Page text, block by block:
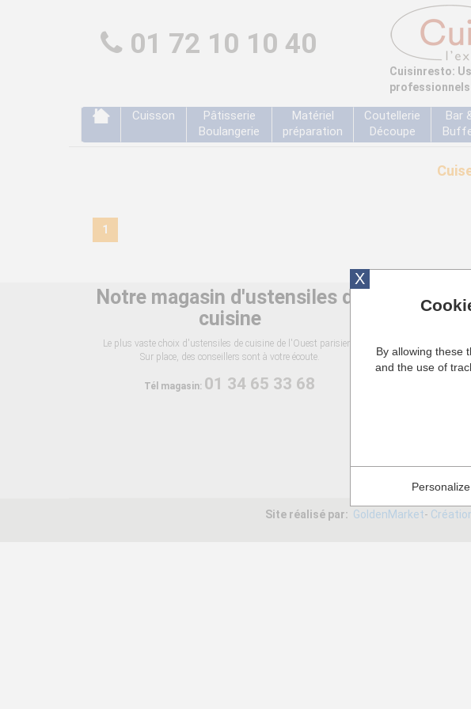
01 72 10 10 40
Cuisinresto:
professionnels
Cuisson
Pâtisserie
Boulangerie
Matériel
préparation
Coutellerie
Découpe
Bar
1
Notre magasin d'ustensiles de
cuisine
Le plus vaste choix d'ustensiles de cuisine de l'Ouest parisien !
Sur place, des conseillers sont à votre écoute.
Tél magasin: 01 34 65 33 68
7
Site réalisé par: GoldenMarket-
X
By allowing these
and the use of
Personalize